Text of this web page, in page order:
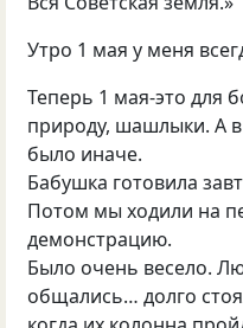
Утро 1 мая у меня
Теперь 1 мая-это для
природу, шашлыки. А
было иначе.
Бабушка готовила
Потом мы ходили на
демонстрацию.
Было очень весело.
общались… долго